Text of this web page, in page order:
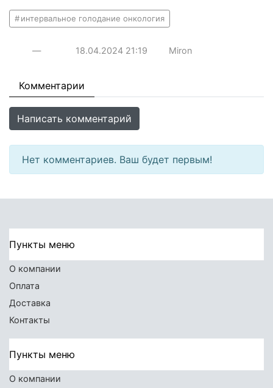
интервальное голодание онкология
— 18.04.2024 21:19 Miron
Комментарии
Написать комментарий
Нет комментариев. Ваш будет первым!
Пункты меню
О компании
Оплата
Доставка
Контакты
Пункты меню
О компании